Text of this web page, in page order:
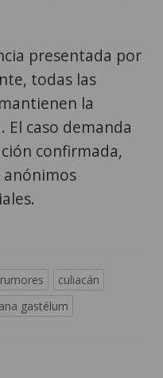
presentada por
todas las
la
El caso demanda
confirmada,
anónimos
rumores
culiacán
ana gastélum